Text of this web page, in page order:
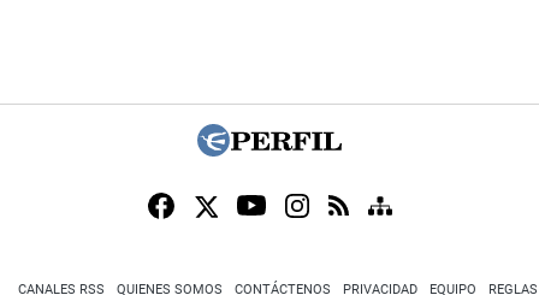
CANALES RSS QUIENES SOMOS CONTÁCTENOS PRIVACIDAD EQUIPO